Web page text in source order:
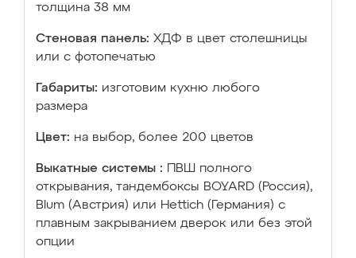
толщина 38 мм
Стеновая панель: ХДФ в цвет столешницы
или с фотопечатью
Габариты: изготовим кухню любого
размера
Цвет: на выбор, более 200 цветов
Выкатные системы :
ПВШ полного
открывания, тандембоксы BOYARD (Россия),
Blum (Австрия) или Hettich (Германия) с
плавным закрыванием дверок или без этой
опции